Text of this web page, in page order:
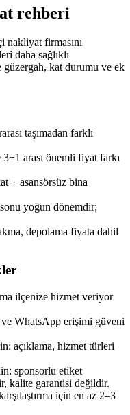
rehberi
nakliyat firmasını
daha sağlıklı
kat durumu ve ek
taşımadan farklı
arası önemli fiyat farkı
+ asansörsüz bina
yoğun dönemdir;
depolama fiyata dahil
ilçenize hizmet veriyor
WhatsApp erişimi güveni
açıklama, hizmet türleri
sponsorlu etiket
kalite garantisi değildir.
için en az 2–3